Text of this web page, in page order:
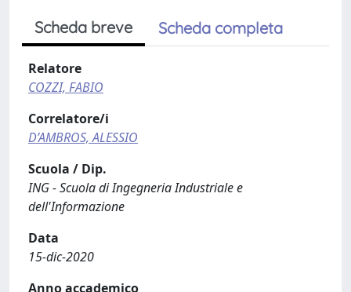
Scheda breve Scheda completa
Relatore
COZZI, FABIO
Correlatore/i
D’AMBROS, ALESSIO
Scuola / Dip.
ING - Scuola di Ingegneria Industriale e
dell'Informazione
Data
15-dic-2020
Anno accademico